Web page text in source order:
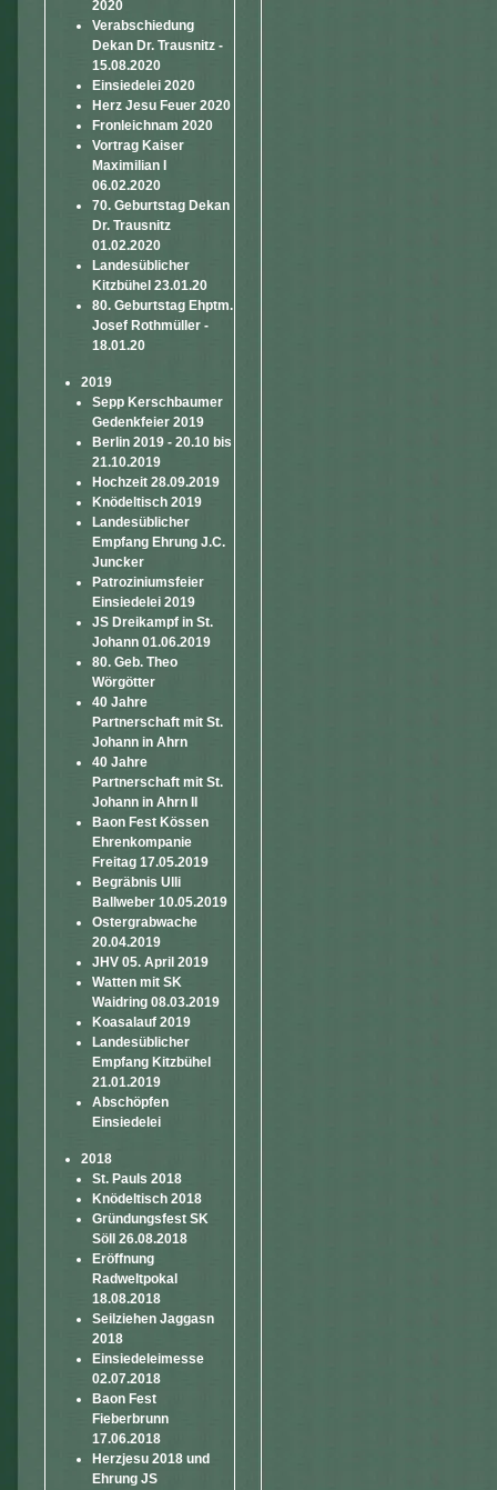
2020
Verabschiedung
Dekan Dr. Trausnitz -
15.08.2020
Einsiedelei 2020
Herz Jesu Feuer 2020
Fronleichnam 2020
Vortrag Kaiser
Maximilian I
06.02.2020
70. Geburtstag Dekan
Dr. Trausnitz
01.02.2020
Landesüblicher
Kitzbühel 23.01.20
80. Geburtstag Ehptm.
Josef Rothmüller -
18.01.20
2019
Sepp Kerschbaumer
Gedenkfeier 2019
Berlin 2019 - 20.10 bis
21.10.2019
Hochzeit 28.09.2019
Knödeltisch 2019
Landesüblicher
Empfang Ehrung J.C.
Juncker
Patroziniumsfeier
Einsiedelei 2019
JS Dreikampf in St.
Johann 01.06.2019
80. Geb. Theo
Wörgötter
40 Jahre
Partnerschaft mit St.
Johann in Ahrn
40 Jahre
Partnerschaft mit St.
Johann in Ahrn II
Baon Fest Kössen
Ehrenkompanie
Freitag 17.05.2019
Begräbnis Ulli
Ballweber 10.05.2019
Ostergrabwache
20.04.2019
JHV 05. April 2019
Watten mit SK
Waidring 08.03.2019
Koasalauf 2019
Landesüblicher
Empfang Kitzbühel
21.01.2019
Abschöpfen
Einsiedelei
2018
St. Pauls 2018
Knödeltisch 2018
Gründungsfest SK
Söll 26.08.2018
Eröffnung
Radweltpokal
18.08.2018
Seilziehen Jaggasn
2018
Einsiedeleimesse
02.07.2018
Baon Fest
Fieberbrunn
17.06.2018
Herzjesu 2018 und
Ehrung JS